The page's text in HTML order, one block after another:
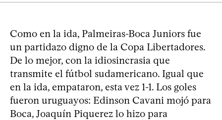
Como en la ida, Palmeiras-Boca Juniors fue
un partidazo digno de la Copa Libertadores.
De lo mejor, con la idiosincrasia que
transmite el fútbol sudamericano. Igual que
en la ida, empataron, esta vez 1-1. Los goles
fueron uruguayos: Edinson Cavani mojó para
Boca, Joaquín Piquerez lo hizo para